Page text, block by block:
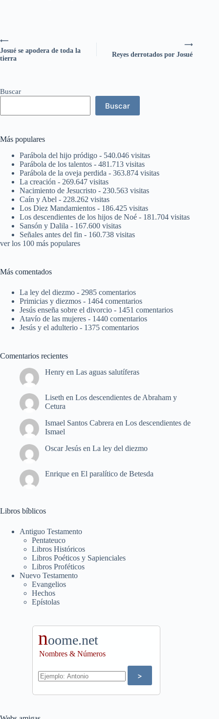
⟶
Reyes derrotados por Josué
⟵
Josué se apodera de toda la
tierra
Buscar
Buscar
Más populares
Parábola del hijo pródigo - 540.046 visitas
Parábola de los talentos - 481.713 visitas
Parábola de la oveja perdida - 363.874 visitas
La creación - 269.647 visitas
Nacimiento de Jesucristo - 230.563 visitas
Caín y Abel - 228.262 visitas
Los Diez Mandamientos - 186.425 visitas
Los descendientes de los hijos de Noé - 181.704 visitas
Sansón y Dalila - 167.600 visitas
Señales antes del fin - 160.738 visitas
ver los 100 más populares
Más comentados
La ley del diezmo - 2985 comentarios
Primicias y diezmos - 1464 comentarios
Jesús enseña sobre el divorcio - 1451 comentarios
Atavío de las mujeres - 1440 comentarios
Jesús y el adulterio - 1375 comentarios
Comentarios recientes
Henry en Las aguas salutíferas
Liseth en Los descendientes de Abraham y
Cetura
Ismael Santos Cabrera en Los descendientes de
Ismael
Oscar Jesús en La ley del diezmo
Enrique en El paralítico de Betesda
Libros bíblicos
Antiguo Testamento
Pentateuco
Libros Históricos
Libros Poéticos y Sapienciales
Libros Proféticos
Nuevo Testamento
Evangelios
Hechos
Epístolas
noome.net
Nombres & Números